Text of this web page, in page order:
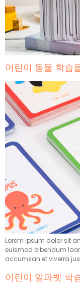
어린이 동물 학습
Lorem ipsum dolor sit
euismod bibendum
accumsan et viverra
어린이 알파벳 학